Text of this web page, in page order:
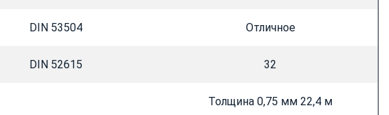
DIN 53504 Отличное
DIN 52615 32
Толщина 0,75 мм 22,4 м